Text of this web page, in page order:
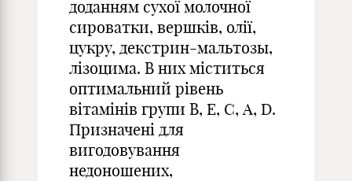
доданням сухої молочної
сироватки, вершків, олії,
цукру, декстрин-мальтозы,
лізоцима. В них міститься
оптимальний рівень
вітамінів групи B, E, C, А, D.
Призначені для
вигодовування
недоношених,